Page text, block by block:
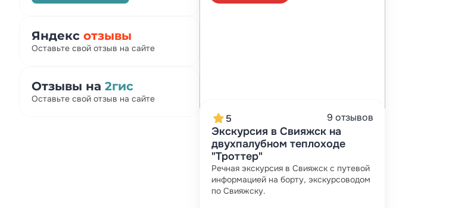
Яндекс отзывы
Оставьте свой отзыв на сайте
Отзывы на 2гис
Оставьте свой отзыв на сайте
5 9 отзывов
Экскурсия в Свияжск на
двухпалубном теплоходе
"Троттер"
Речная экскурсия в Свияжск с путевой
информацией на борту, экскурсоводом
по Свияжску.